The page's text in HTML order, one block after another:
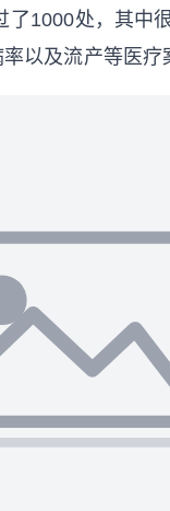
1000处，其中
以及流产等医疗